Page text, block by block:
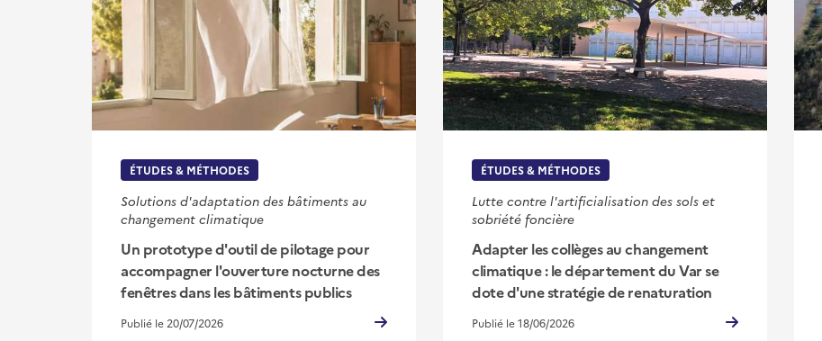
ÉTUDES & MÉTHODES
Solutions d'adaptation des bâtiments au
changement climatique
Un prototype d'outil de pilotage pour
accompagner l'ouverture nocturne des
fenêtres dans les bâtiments publics
Publié le 20/07/2026
ÉTUDES & MÉTHODES
Lutte contre l'artificialisation des sols et
sobriété foncière
Adapter les collèges au changement
climatique : le département du Var se
dote d'une stratégie de renaturation
Publié le 18/06/2026